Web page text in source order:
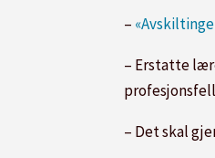
–
– Erstatte
– Det skal